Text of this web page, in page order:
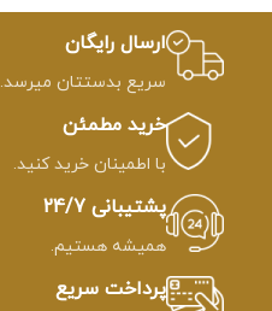
ارسال رایگان
سریع بدستتان میرسد.
خرید مطمئن
با اطمینان خرید کنید.
پشتیبانی 24/7
همیشه هستیم.
پرداخت سریع